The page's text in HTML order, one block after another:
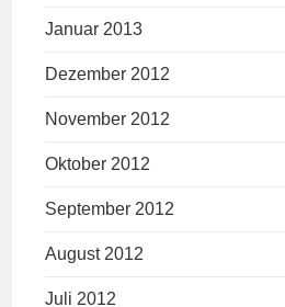
Januar 2013
Dezember 2012
November 2012
Oktober 2012
September 2012
August 2012
Juli 2012